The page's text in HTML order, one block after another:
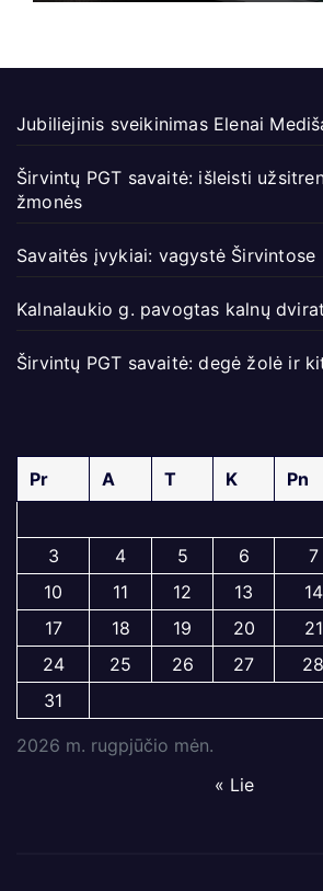
Jubiliejinis sveikinimas Elenai
Širvintų PGT savaitė: išleisti
žmonės
Savaitės įvykiai: vagystė Širvintose
Kalnalaukio g. pavogtas kalnų
Širvintų PGT savaitė: degė žolė ir
2026 m. rugpjūčio mėn.
Pr A T K Pn
3
4 5 6 7
10
11 12 13 14
17
18 19 20 21
24
25 26 27 28
31
« Lie